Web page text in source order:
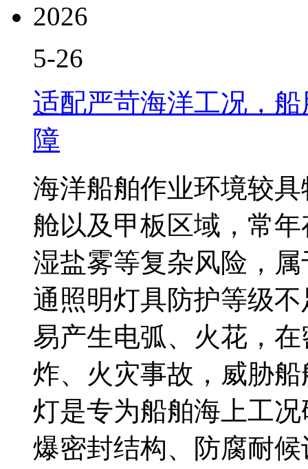
2026
5-26
适配严苛海洋工况，
障
海洋船舶作业环境较
舱以及甲板区域，常
湿盐雾等复杂风险，
通照明灯具防护等级
易产生电弧、火花，
炸、火灾事故，威胁
灯是专为船舶海上工
爆密封结构、防腐耐